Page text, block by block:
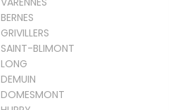
BERNES
GRIVILLERS
SAINT-BLIMONT
LONG
DEMUIN
DOMESMONT